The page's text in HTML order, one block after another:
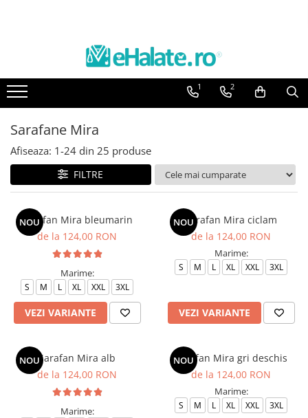
Toate Produsele
Bluze Unisex
Costume Unisex
Bluze Medicale
Bluze unisex cu imprimeuri
Bluze Maria
Bluze medicale uni
Halate medicale
Halate Bianca
Bluze Maria
Halate medicale femei
Halate medicale barbati
Halate medicale cu nasturi
Halate medicale cu fermoar
Halate medicale polar - unisex
1 2
Sarafane Mira
Afiseaza: 1-24 din 25 produse
FILTRE
NOU
Sarafan Mira bleumarin
de la 124,00 RON
Marime:
S M L XL XXL 3XL
VEZI VARIANTE
NOUSarafan Mira ciclam
de la 124,00 RON
Marime:
S M L XL XXL 3XL
VEZI VARIANTE
NOUSarafan Mira alb
de la 124,00 RON
Marime:
NOU
Sarafan Mira gri deschis
de la 124,00 RON
Marime:
S M L XL XXL 3XL